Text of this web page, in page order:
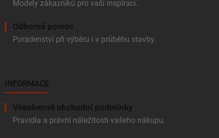
Modely zákazníků pro vaši inspiraci.
Odborná pomoc
Poradenství při výběru i v průběhu stavby.
INFORMACE
Všeobecné obchodní podmínky
Pravidla a právní náležitosti vašeho nákupu.